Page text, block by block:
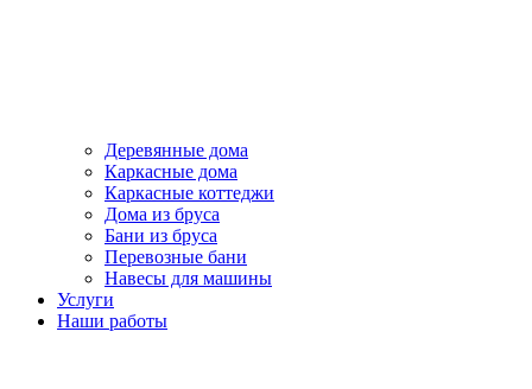
Деревянные дома
Каркасные дома
Каркасные коттеджи
Дома из бруса
Бани из бруса
Перевозные бани
Навесы для машины
Услуги
Наши работы